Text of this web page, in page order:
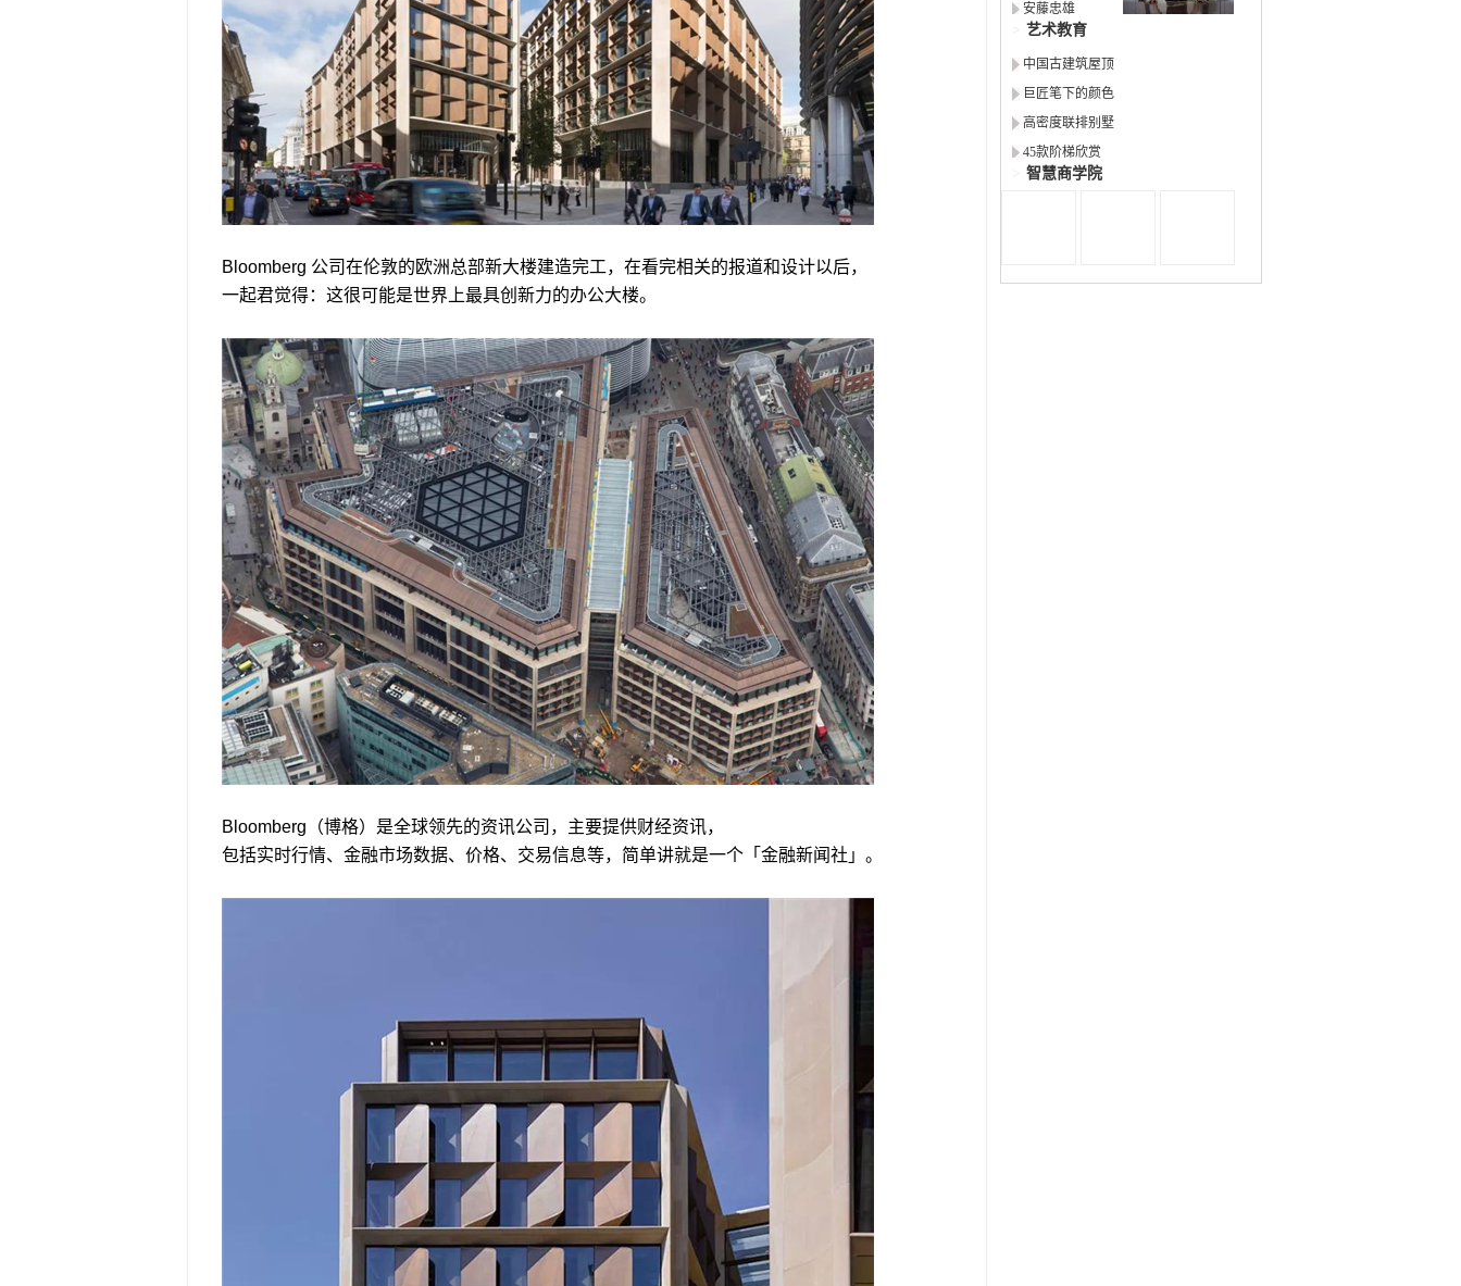
Bloomberg 公司在伦敦的欧洲总部新大楼建造完工，在看完相关的报道和设计以后，
一起君觉得：这很可能是世界上最具创新力的办公大楼。
Bloomberg（博格）是全球领先的资讯公司，主要提供财经资讯，
包括实时行情、金融市场数据、价格、交易信息等，简单讲就是一个「金融新闻社」。
安藤忠雄
艺术教育
中国古建筑屋顶
巨匠笔下的颜色
高密度联排别墅
45款阶梯欣赏
智慧商学院